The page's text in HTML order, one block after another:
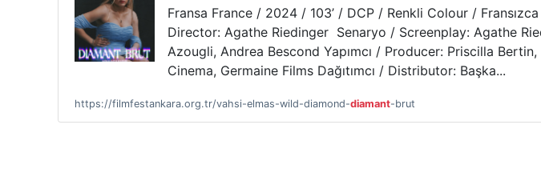
Fransa France / 2024 / 103’ / DCP / Renkli Colour /
Director: Agathe Riedinger Senaryo / Screenplay: Agathe
Azougli, Andrea Bescond Yapımcı / Producer: Priscilla
Cinema, Germaine Films Dağıtımcı / Distributor: Başka...
https://filmfestankara.org.tr/vahsi-elmas-wild-diamond-diamant-brut